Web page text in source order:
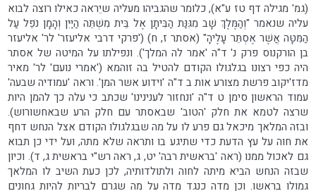
(גמ' מגילה דף טז ע"א), כלומר שהגביהו מעליה שיֵראה כאילו רוצה לבוא
עליה שנאמר "וְהַמֶּלֶךְ שָׁב מִגִּנַּת הַבִּיתָן אֶל בֵּית מִשְׁתֵּה הַיַּיִן וְהָמָן נֹפֵל עַל
הַמִּטָּה אֲשֶׁר אֶסְתֵּר עָלֶיהָ" (אסתר ז, ח) ('פרקי דרבי אליעזר' לר' אליעזר
בן הורקנוס פרק נ' ד"ה 'אמר לה המלך'). ונפילתו על המיטה של אסתר
היה כפי רצונו בגלגולו הקודם להטיל בה זוהמא ('אמרי נועם' לר' מאיר
מדז'יקוב פרשת מצורע אות ב ד"ה 'וידוע אשר המן'. וראה 'עמודיה שבעה'
עמוד הראשון סימן ט ד"ה 'ונחזור לענינינו' שכתב כי עלה כך להמן היות
שרצה לטמא את חלק 'הטוב' שבאסתר עם חלק הרע שבאחשורוש).
ובזה המלאך מיכאל גם פרע לו על מה שבגלגולו הקודם אצל הנחש דחף
את חוה על עץ הדעת כדי שתיגע בו ותראה שלא מתה, ועל ידי כן תבוא
גם לאכול ממנו (ראה 'בראשית רבה' יט, ג, ראה רש"י בראשית ג, ד). וכיון
שבזה הנחש הביא מיתה לחוה ולתולדותיה, לכן כעת השיב לו המלאך
גמולו בראשו. וכן מדה כנגד מדה על מה שגרם לבריות להיות גחונים